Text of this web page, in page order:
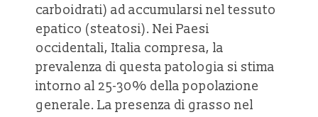
carboidrati) ad accumularsi nel tessuto
epatico (steatosi). Nei Paesi
occidentali, Italia compresa, la
prevalenza di questa patologia si stima
intorno al 25-30% della popolazione
generale. La presenza di grasso nel